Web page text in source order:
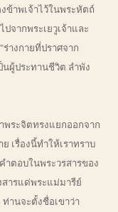
ข้าพเจ้าไว้ในพระหัตถ์
จากพระเยวูเจ้าและ
างกายที่ปราศจาก
นผู้ประทานชีวิต ลำพัง
พระจิตทรงแยกออกจาก
เรื่องนี้ทำให้เราทราบ
ำตอบในพระวรสารของ
ารแด่พระแม่มารีย์
านจะตั้งชื่อเขาว่า